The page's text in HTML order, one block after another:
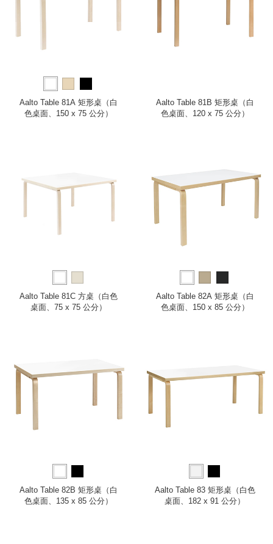
Aalto Table 81A 矩形桌（白
色桌面、150 x 75 公分）
Aalto Table 81B 矩形桌（白
色桌面、120 x 75 公分）
Aalto Table 81C 方桌（白色
桌面、75 x 75 公分）
Aalto Table 82A 矩形桌（白
色桌面、150 x 85 公分）
Aalto Table 82B 矩形桌（白
色桌面、135 x 85 公分）
Aalto Table 83 矩形桌（白色
桌面、182 x 91 公分）